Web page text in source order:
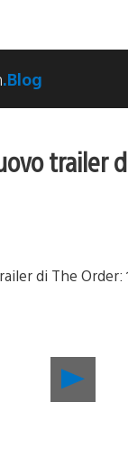
.Blog
trailer